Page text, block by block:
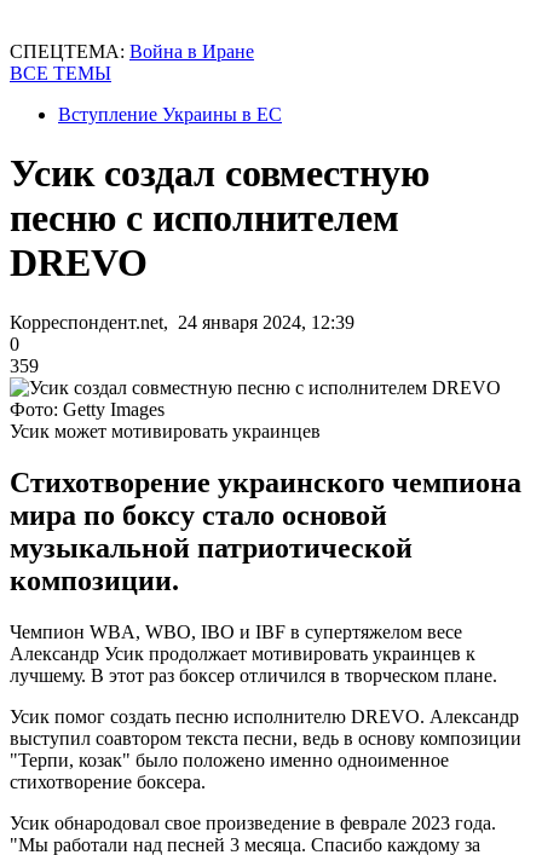
СПЕЦТЕМА: Война в Иране
ВСЕ ТЕМЫ
Вступление Украины в ЕС
Усик создал совместную
песню с исполнителем
DREVO
Корреспондент.net, 24 января 2024, 12:39
0
359
Фото: Getty Images
Усик может мотивировать украинцев
Стихотворение украинского чемпиона
мира по боксу стало основой
музыкальной патриотической
композиции.
Чемпион WBA, WBO, IBO и IBF в супертяжелом весе
Александр Усик продолжает мотивировать украинцев к
лучшему. В этот раз боксер отличился в творческом плане.
Усик помог создать песню исполнителю DREVO. Александр
выступил соавтором текста песни, ведь в основу композиции
"Терпи, козак" было положено именно одноименное
стихотворение боксера.
Усик обнародовал свое произведение в феврале 2023 года.
"Мы работали над песней 3 месяца. Спасибо каждому за